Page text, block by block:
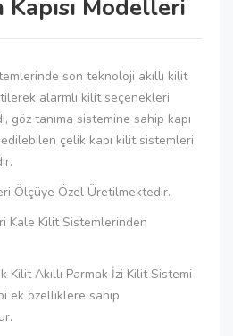
Modelleri
son teknoloji akıllı kilit
alarmlı kilit seçenekleri
göz tanıma sistemine sahip kapı
çelik kapı kilit sistemleri
Ölçüye Özel Üretilmektedir.
Kale Kilit Sistemlerinden
Kilit Akıllı Parmak İzi Kilit Sistemi
ek özelliklere sahip